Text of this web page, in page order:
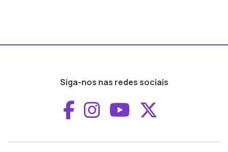
Siga-nos nas redes sociais
Aceder ao
Aceder ao
Aceder ao